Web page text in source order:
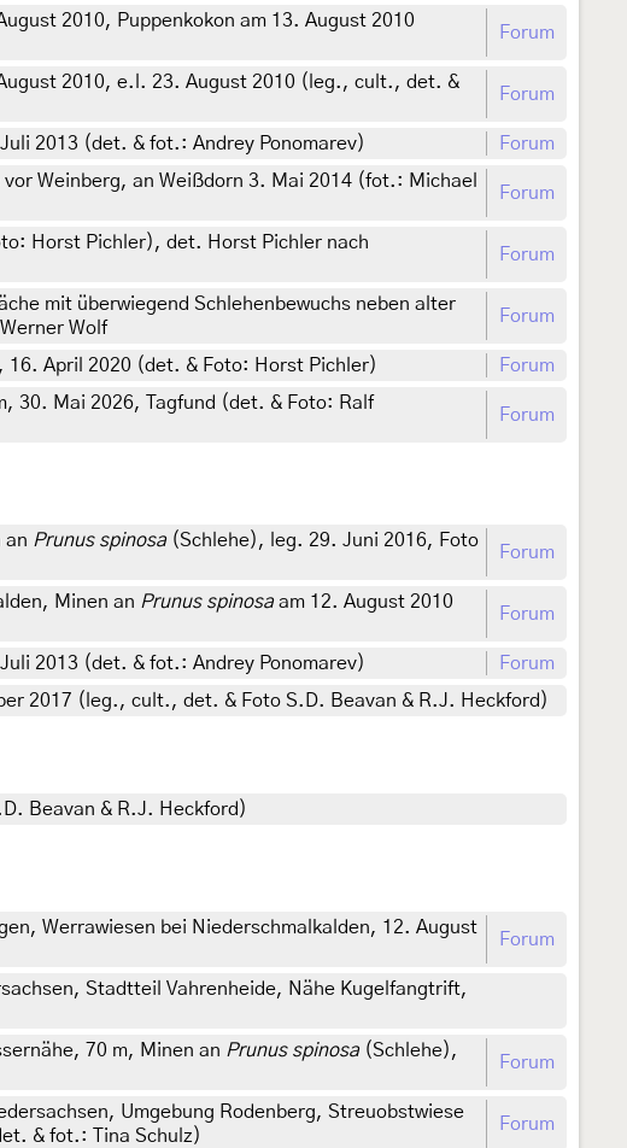
2010, Puppenkokon am 13. August 2010
Forum
2010, e.l. 23. August 2010 (leg., cult., det. &
Forum
2013 (det. & fot.: Andrey Ponomarev)
Forum
Weinberg, an Weißdorn 3. Mai 2014 (fot.: Michael
Forum
Horst Pichler), det. Horst Pichler nach
Forum
mit überwiegend Schlehenbewuchs neben alter
Wolf
Forum
April 2020 (det. & Foto: Horst Pichler)
Forum
30. Mai 2026, Tagfund (det. & Foto: Ralf
Forum
an Prunus spinosa(Schlehe), leg. 29. Juni 2016, Foto
Forum
Minen an Prunus spinosaam 12. August 2010
Forum
2013 (det. & fot.: Andrey Ponomarev)
Forum
2017 (leg., cult., det. & Foto S.D. Beavan & R.J. Heckford)
Beavan & R.J. Heckford)
Werrawiesen bei Niederschmalkalden, 12. August
Forum
Stadtteil Vahrenheide, Nähe Kugelfangtrift,
70 m, Minen an Prunus spinosa(Schlehe),
Forum
Umgebung Rodenberg, Streuobstwiese
& fot.: Tina Schulz)
Forum